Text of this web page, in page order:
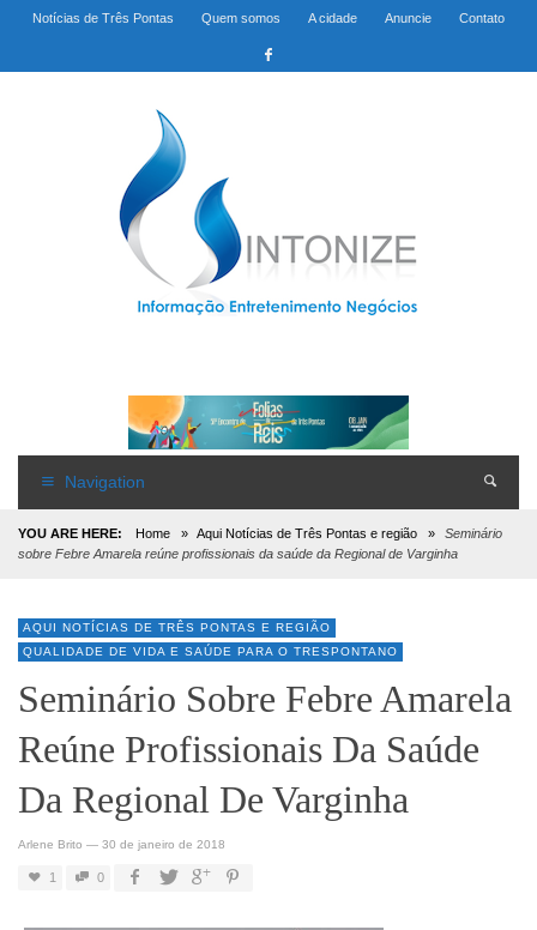
Notícias de Três Pontas Quem somos A cidade Anuncie Contato
Navigation
YOU ARE HERE: Home » Aqui Notícias de Três Pontas e região »
Seminário
sobre Febre Amarela reúne profissionais da saúde da Regional de Varginha
AQUI NOTÍCIAS DE TRÊS PONTAS E REGIÃO
QUALIDADE DE VIDA E SAÚDE PARA O TRESPONTANO
Seminário Sobre Febre Amarela
Reúne Profissionais Da Saúde
Da Regional De Varginha
Arlene Brito — 30 de janeiro de 2018
1 0